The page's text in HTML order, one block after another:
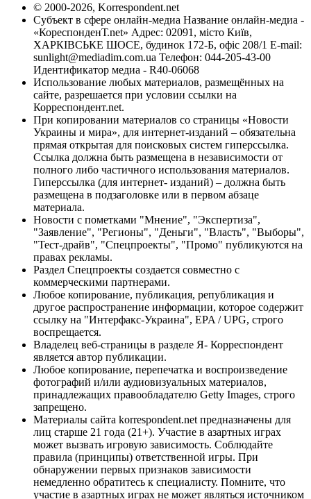
© 2000-2026, Korrespondent.net
Субъект в сфере онлайн-медиа Название онлайн-медиа -
«КореспонденТ.net» Адрес: 02091, місто Київ,
ХАРКІВСЬКЕ ШОСЕ, будинок 172-Б, офіс 208/1 E-mail:
sunlight@mediadim.com.ua Телефон: 044-205-43-00
Идентификатор медиа - R40-06068
Использование любых материалов, размещённых на
сайте, разрешается при условии ссылки на
Корреспондент.net.
При копировании материалов со страницы «Новости
Украины и мира», для интернет-изданий – обязательна
прямая открытая для поисковых систем гиперссылка.
Ссылка должна быть размещена в независимости от
полного либо частичного использования материалов.
Гиперссылка (для интернет- изданий) – должна быть
размещена в подзаголовке или в первом абзаце
материала.
Новости с пометками "Мнение", "Экспертиза",
"Заявление", "Регионы", "Деньги", "Власть", "Выборы",
"Тест-драйв", "Спецпроекты", "Промо" публикуются на
правах рекламы.
Раздел Спецпроекты создается совместно с
коммерческими партнерами.
Любое копирование, публикация, републикация и
другое распространение информации, которое содержит
ссылку на "Интерфакс-Украина", EPA / UPG, строго
воспрещается.
Владелец веб-страницы в разделе Я- Корреспондент
является автор публикации.
Любое копирование, перепечатка и воспроизведение
фотографий и/или аудиовизуальных материалов,
принадлежащих правообладателю Getty Images, строго
запрещено.
Материалы сайта korrespondent.net предназначены для
лиц старше 21 года (21+). Участие в азартных играх
может вызвать игровую зависимость. Соблюдайте
правила (принципы) ответственной игры. При
обнаружении первых признаков зависимости
немедленно обратитесь к специалисту. Помните, что
участие в азартных играх не может являться источником